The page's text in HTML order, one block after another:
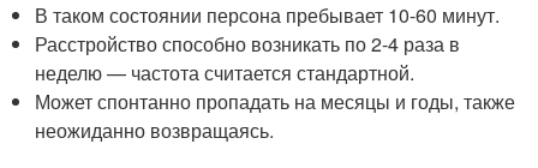
В таком состоянии персона пребывает 10-60 минут.
Расстройство способно возникать по 2-4 раза в
неделю — частота считается стандартной.
Может спонтанно пропадать на месяцы и годы, также
неожиданно возвращаясь.